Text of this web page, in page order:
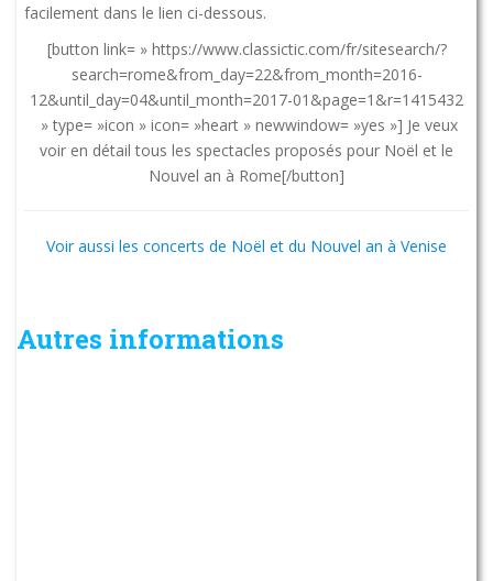
facilement dans le lien ci-dessous.
[button link= » https://www.classictic.com/fr/sitesearch/?
search=rome&from_day=22&from_month=2016-
12&until_day=04&until_month=2017-01&page=1&r=1415432
» type= »icon » icon= »heart » newwindow= »yes »] Je veux
voir en détail tous les spectacles proposés pour Noël et le
Nouvel an à Rome[/button]
Voir aussi les concerts de Noël et du Nouvel an à Venise
Autres informations